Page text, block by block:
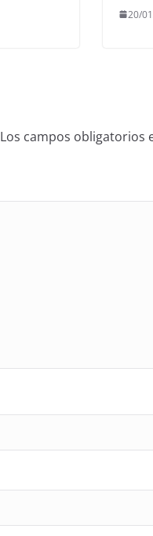
20/
Los campos obligatorios